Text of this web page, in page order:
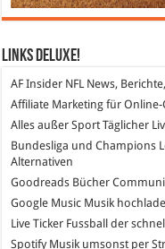
Links DeLuXe!
AF Insider NFL News,
Affiliate Marketing für Online-
Alles außer Sport Täglicher
Bundesliga und Champions
Alternativen
Goodreads Bücher
Google Music Musik
Live Ticker Fussball der
SpotifyMusik umsonst per